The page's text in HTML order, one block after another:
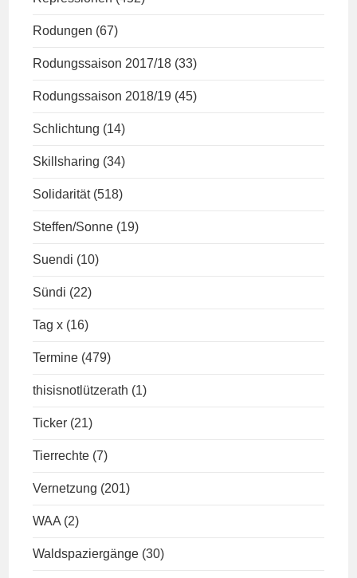
Rodungen (67)
Rodungssaison 2017/18 (33)
Rodungssaison 2018/19 (45)
Schlichtung (14)
Skillsharing (34)
Solidarität (518)
Steffen/Sonne (19)
Suendi (10)
Sündi (22)
Tag x (16)
Termine (479)
thisisnotlützerath (1)
Ticker (21)
Tierrechte (7)
Vernetzung (201)
WAA (2)
Waldspaziergänge (30)